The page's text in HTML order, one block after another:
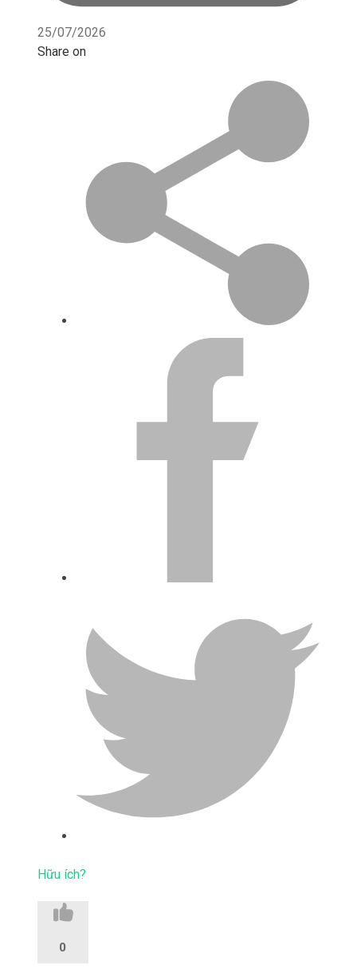
25/07/2026
Share on
Hữu ích?
0